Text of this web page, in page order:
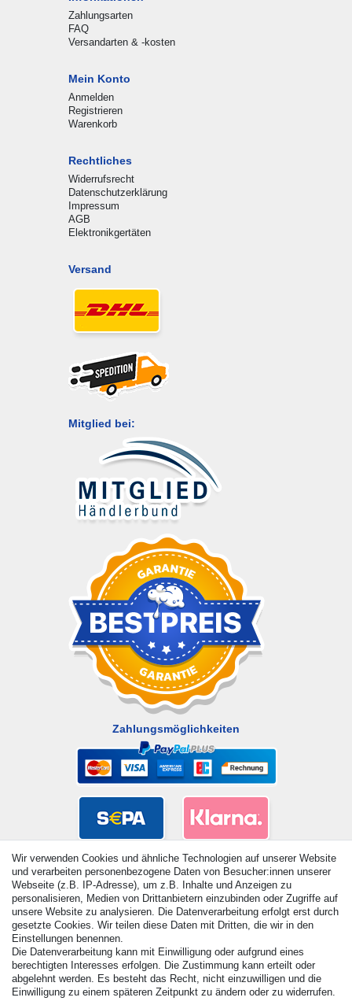
Zahlungsarten
FAQ
Versandarten & -kosten
Mein Konto
Anmelden
Registrieren
Warenkorb
Rechtliches
Widerrufsrecht
Datenschutzerklärung
Impressum
AGB
Elektronikgertäten
Versand
Mitglied bei:
Zahlungsmöglichkeiten
© Copyright 2026 | Alle Rechte vorbehalten. - Alle Rechte
vorbehalten. Preisangaben inkl. gesetzl. 19% MwSt. |
Grundpreise siehe Artikeldetail | *Gilt für Lieferungen nach
Wir verwenden Cookies und ähnliche Technologien auf unserer Website
und verarbeiten personenbezogene Daten von Besucher:innen unserer
Webseite (z.B. IP-Adresse), um z.B. Inhalte und Anzeigen zu
personalisieren, Medien von Drittanbietern einzubinden oder Zugriffe auf
unsere Website zu analysieren. Die Datenverarbeitung erfolgt erst durch
gesetzte Cookies. Wir teilen diese Daten mit Dritten, die wir in den
Einstellungen benennen.
Die Datenverarbeitung kann mit Einwilligung oder aufgrund eines
berechtigten Interesses erfolgen. Die Zustimmung kann erteilt oder
abgelehnt werden. Es besteht das Recht, nicht einzuwilligen und die
Einwilligung zu einem späteren Zeitpunkt zu ändern oder zu widerrufen.